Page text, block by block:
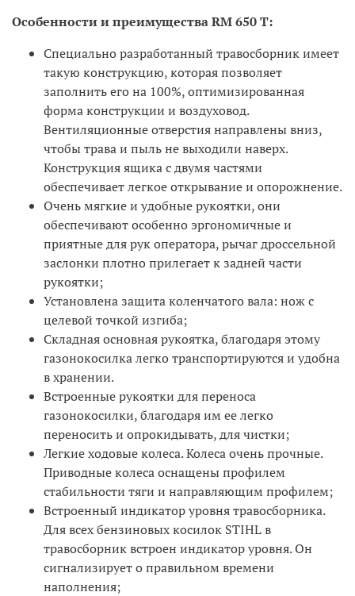
Особенности и преимущества RM 650 T:
Специально разработанный травосборник имеет
такую конструкцию, которая позволяет
заполнить его на 100%, оптимизированная
форма конструкции и воздуховод.
Вентиляционные отверстия направлены вниз,
чтобы трава и пыль не выходили наверх.
Конструкция ящика с двумя частями
обеспечивает легкое открывание и опорожнение.
Очень мягкие и удобные рукоятки, они
обеспечивают особенно эргономичные и
приятные для рук оператора, рычаг дроссельной
заслонки плотно прилегает к задней части
рукоятки;
Установлена защита коленчатого вала: нож с
целевой точкой изгиба;
Складная основная рукоятка, благодаря этому
газонокосилка легко транспортируются и удобна
в хранении.
Встроенные рукоятки для переноса
газонокосилки, благодаря им ее легко
переносить и опрокидывать, для чистки;
Легкие ходовые колеса. Колеса очень прочные.
Приводные колеса оснащены профилем
стабильности тяги и направляющим профилем;
Встроенный индикатор уровня травосборника.
Для всех бензиновых косилок STIHL в
травосборник встроен индикатор уровня. Он
сигнализирует о правильном времени
наполнения;